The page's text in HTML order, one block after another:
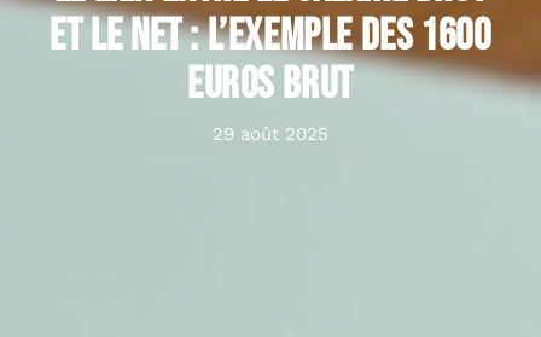
et le net : l’exemple des 1600
euros brut
29 août 2025